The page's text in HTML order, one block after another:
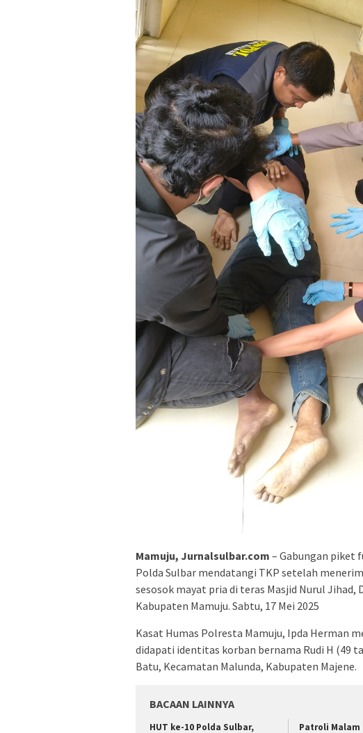
Mamuju, Jurnalsulbar.com – Gabungan piket
Polda Sulbar mendatangi TKP setelah
sesosok mayat pria di teras Masjid Nurul
Kabupaten Mamuju. Sabtu, 17 Mei 2025
Kasat Humas Polresta Mamuju, Ipda Herman
didapati identitas korban bernama Rudi H (49
Batu, Kecamatan Malunda, Kabupaten Majene.
BACAAN LAINNYA
HUT ke-10 Polda Sulbar,
Patroli